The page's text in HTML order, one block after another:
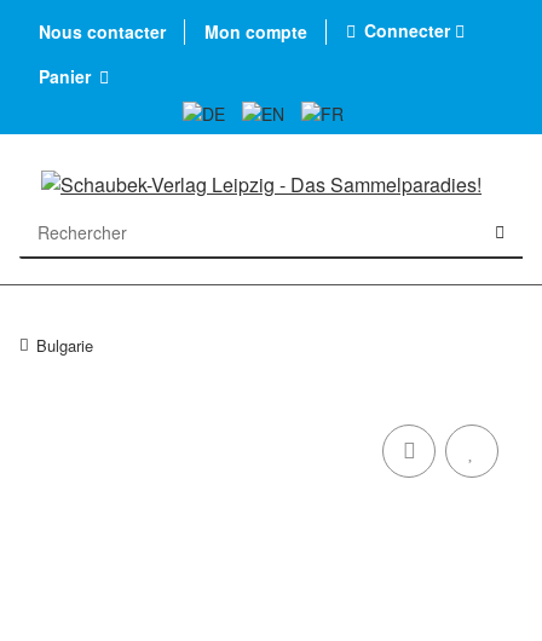
Nous contacter Mon compte
Connecter
Panier
Bulgarie